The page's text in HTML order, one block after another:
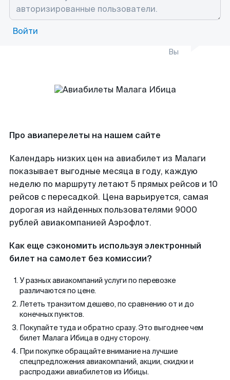
Войти
Вы
Про авиаперелеты на нашем сайте
Календарь низких цен на авиабилет из Малаги
показывает выгодные месяца в году, каждую
неделю по маршруту летают 5 прямых рейсов и 10
рейсов с пересадкой. Цена варьируется, самая
дорогая из найденных пользователями 9000
рублей авиакомпанией Аэрофлот.
Как еще сэкономить используя электронный
билет на самолет без комиссии?
У разных авиакомпаний услуги по перевозке
различаются по цене.
Лететь транзитом дешево, по сравнению от и до
конечных пунктов.
Покупайте туда и обратно сразу. Это выгоднее чем
билет Малага Ибица в одну сторону.
При покупке обращайте внимание на лучшие
спецпредложения авиакомпаний, акции, скидки и
распродажи авиабилетов из Ибицы.